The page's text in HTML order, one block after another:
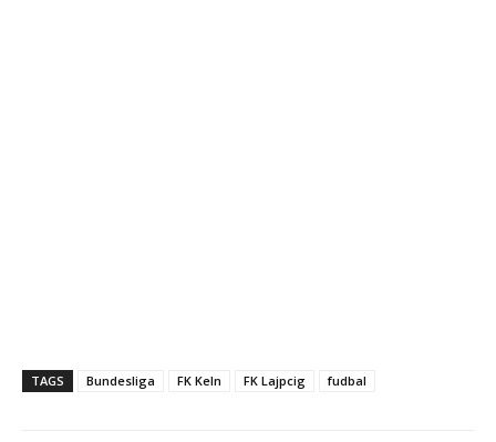
TAGS Bundesliga FK Keln FK Lajpcig fudbal